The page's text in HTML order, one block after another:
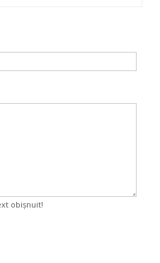
obişnuit!